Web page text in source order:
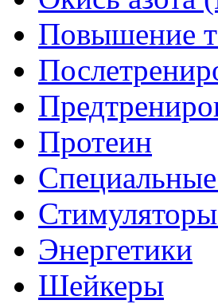
Повышение
Протеин
Энергетики
Шейкеры